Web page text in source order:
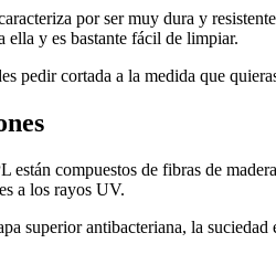
por ser muy dura y
ella y es bastante fácil de limpiar.
pedir cortada a la medida que
están compuestos de fibras de
a los rayos UV.
superior antibacteriana, la